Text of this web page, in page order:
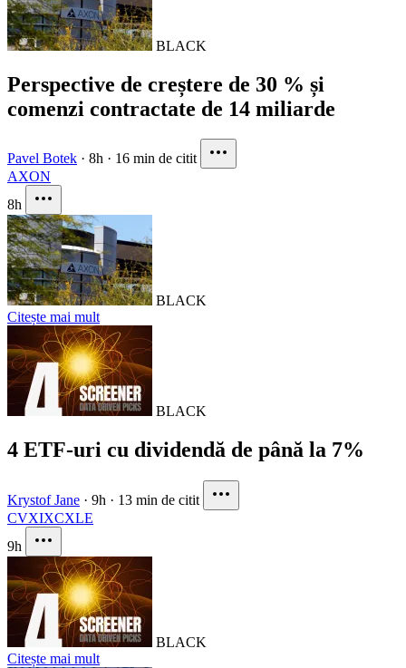
BLACK
Perspective de creștere de 30 % și
comenzi contractate de 14 miliarde
Pavel Botek · 8h · 16 min de citit
AXON
8h
BLACK
Citește mai mult
BLACK
4 ETF-uri cu dividendă de până la 7%
Krystof Jane · 9h · 13 min de citit
CVXIXCXLE
9h
BLACK
Citește mai mult